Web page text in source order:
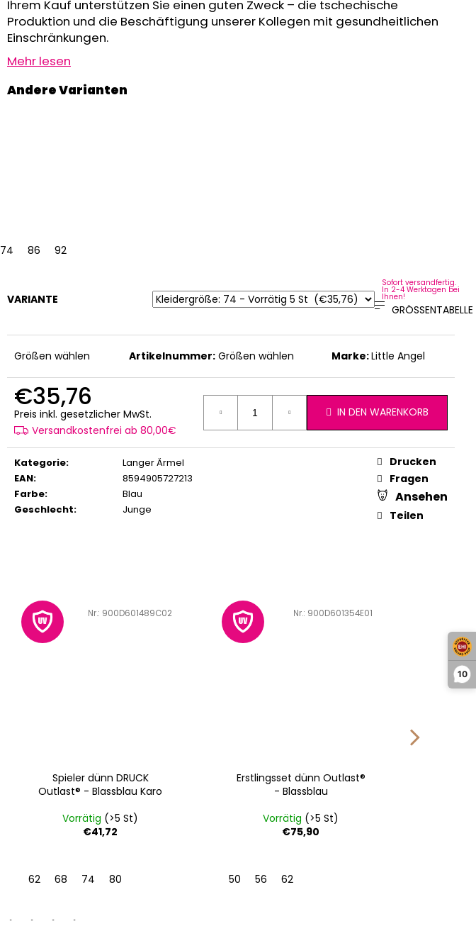
10
Ihrem Kauf unterstützen Sie einen guten Zweck – die tschechische
Produktion und die Beschäftigung unserer Kollegen mit gesundheitlichen
Einschränkungen.
Mehr lesen
74 86 92
VARIANTE
Sofort versandfertig.
In 2-4 Werktagen bei
Ihnen!
GRÖSSENTABELLE
Größen wählen Artikelnummer: Größen wählen Marke:Little Angel
€35,76
Preis inkl. gesetzlicher MwSt.
Versandkostenfrei ab 80,00€
IN DEN WARENKORB
Kategorie:
Langer Ärmel
EAN:
8594905727213
Farbe:
Blau
Geschlecht: Junge
Drucken
Fragen
Ansehen
Teilen
Spieler dünn DRUCK
Outlast® - Blassblau Karo
Vorrätig (>5 St)
€41,72
62 68 74 80
Art.-Nr.: 900D601489C02
Erstlingsset dünn Outlast®
- Blassblau
Vorrätig (>5 St)
€75,90
50 56 62
Art.-Nr.: 900D601354E01
€24,90